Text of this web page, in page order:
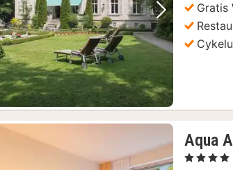
Forrige billede Næste
Gratis
Aqua
, 4 Stjerner